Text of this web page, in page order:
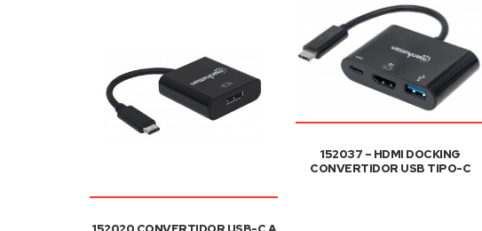
152037 – HDMI DOCKING
CONVERTIDOR USB TIPO-C